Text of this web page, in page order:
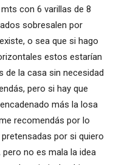
con 6 varillas de 8
sobresalen por
o sea que si hago
estos estarían
de la casa sin necesidad
pero si hay que
más la losa
recomendás por lo
por si quiero
pero no es mala la idea